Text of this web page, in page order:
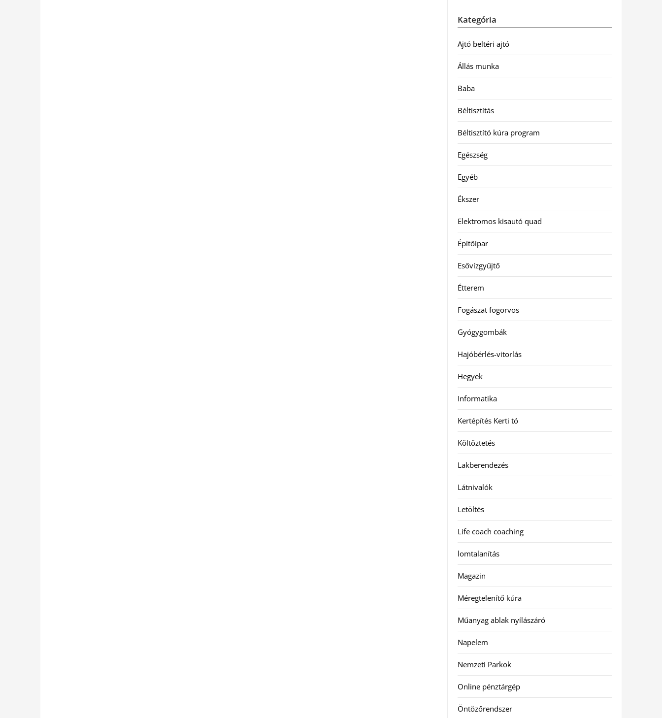
Kategória
Ajtó beltéri ajtó
Állás munka
Baba
Béltisztítás
Béltisztító kúra program
Egészség
Egyéb
Ékszer
Elektromos kisautó quad
Építőipar
Esővízgyűjtő
Étterem
Fogászat fogorvos
Gyógygombák
Hajóbérlés-vitorlás
Hegyek
Informatika
Kertépítés Kerti tó
Költöztetés
Lakberendezés
Látnivalók
Letöltés
Life coach coaching
lomtalanítás
Magazin
Méregtelenítő kúra
Műanyag ablak nyílászáró
Napelem
Nemzeti Parkok
Online pénztárgép
Öntözőrendszer